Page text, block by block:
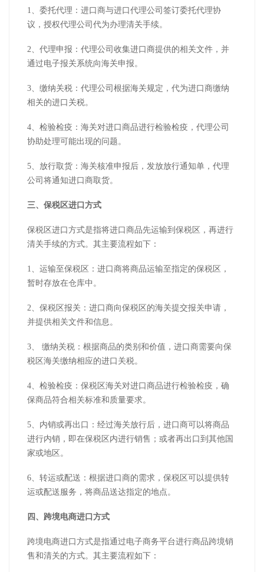
1、委托代理：进口商与进口代理公司签订委托代理协
议，授权代理公司代为办理清关手续。
2、代理申报：代理公司收集进口商提供的相关文件，并
通过电子报关系统向海关申报。
3、缴纳关税：代理公司根据海关规定，代为进口商缴纳
相关的进口关税。
4、检验检疫：海关对进口商品进行检验检疫，代理公司
协助处理可能出现的问题。
5、放行取货：海关核准申报后，发放放行通知单，代理
公司将通知进口商取货。
三、保税区进口方式
保税区进口方式是指将进口商品先运输到保税区，再进行
清关手续的方式。其主要流程如下：
1、运输至保税区：进口商将商品运输至指定的保税区，
暂时存放在仓库中。
2、保税区报关：进口商向保税区的海关提交报关申请，
并提供相关文件和信息。
3、 缴纳关税：根据商品的类别和价值，进口商需要向保
税区海关缴纳相应的进口关税。
4、检验检疫：保税区海关对进口商品进行检验检疫，确
保商品符合相关标准和质量要求。
5、内销或再出口：经过海关放行后，进口商可以将商品
进行内销，即在保税区内进行销售；或者再出口到其他国
家或地区。
6、转运或配送：根据进口商的需求，保税区可以提供转
运或配送服务，将商品送达指定的地点。
四、跨境电商进口方式
跨境电商进口方式是指通过电子商务平台进行商品跨境销
售和清关的方式。其主要流程如下：